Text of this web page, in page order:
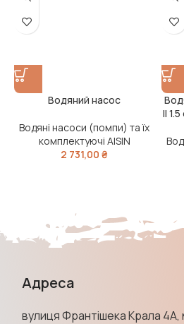
Водяний насос
Водяні насоси (помпи) та їх
комплектуючі AISIN
2 731,00 ₴
II
Адреса
вулиця Франтішека Крала 4А,